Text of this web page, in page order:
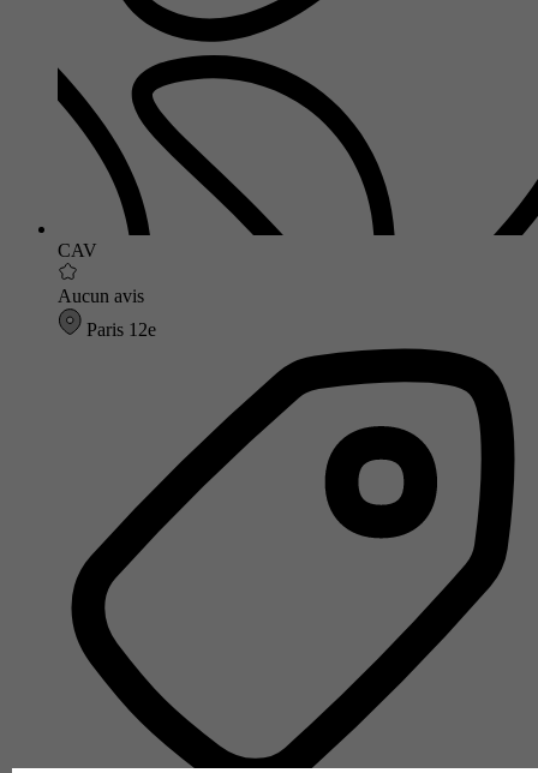
CAV
Aucun avis
Paris 12e